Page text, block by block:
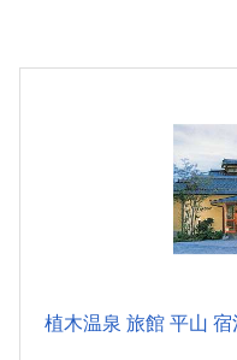
植木温泉 旅館 平山 宿